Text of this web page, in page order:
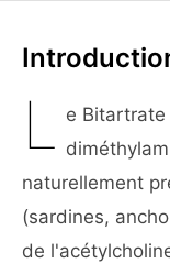
L e
naturellement
(sardines,
de